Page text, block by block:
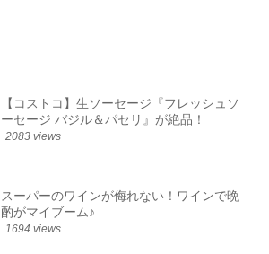
【コストコ】生ソーセージ『フレッシュソ
ーセージ バジル＆パセリ』が絶品！
2083 views
スーパーのワインが侮れない！ワインで晩
酌がマイブーム♪
1694 views